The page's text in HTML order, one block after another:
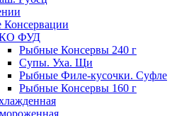
ФУД
Рыбные Консервы 240 г
Супы. Уха. Щи
Рыбные Филе-кусочки. Суфле
Рыбные Консервы 160 г